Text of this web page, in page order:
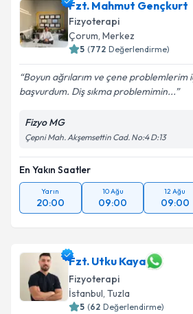
E-posta Adresiniz
Kişisel verilerimin işlenmesine
Metni'ni okudum ve kişisel
Fzt. Mahmut Gençkurt
Fizyoterapi
Çorum, Merkez
5 (772 Değerlendirme)
Boyun ağrılarım ve çene problemlerim
başvurdum. Diş sıkma problemimin...
Fizyo MG
Çepni Mah. Akşemsettin Cad. No:4 D:13
En Yakın Saatler
Yarın
20:00
10 Ağu
09:00
12 Ağu
09:00
Fzt. Utku Kaya
Fizyoterapi
İstanbul, Tuzla
5 (62 Değerlendirme)